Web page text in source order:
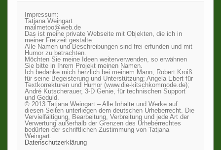
Impressum:
Tatjana Weingart
mailmetoo@web.de
Das ist meine private Webseite mit Objekten, die ich in
meiner Freizeit gestalte.
Alle Namen und Beschreibungen sind frei erfunden und mit
Humor zu betrachten.
Möchten Sie meine Ideen weiterverwenden, so erwähnen
Sie bitte in Ihrem Projekt meinen Namen.
Ich bedanke mich herzlich bei meinem Mann, Robert Kroiß
für seine Begeisterung und Unterstützung; Angela Ebert für
Textkorrekturen und Humor (www.die-kitschkommode.de);
André Kutscherauer, 3-D Genie, für technischen Support
und Geduld.
© 2013 Tatjana Weingart – Alle Inhalte und Werke auf
diesen Seiten unterliegen dem deutschen Urheberrecht. Die
Vervielfältigung, Bearbeitung, Verbreitung und jede Art der
Verwertung außerhalb der Grenzen des Urheberrechtes
bedürfen der schriftlichen Zustimmung von Tatjana
Weingart.
Datenschutzerklärung